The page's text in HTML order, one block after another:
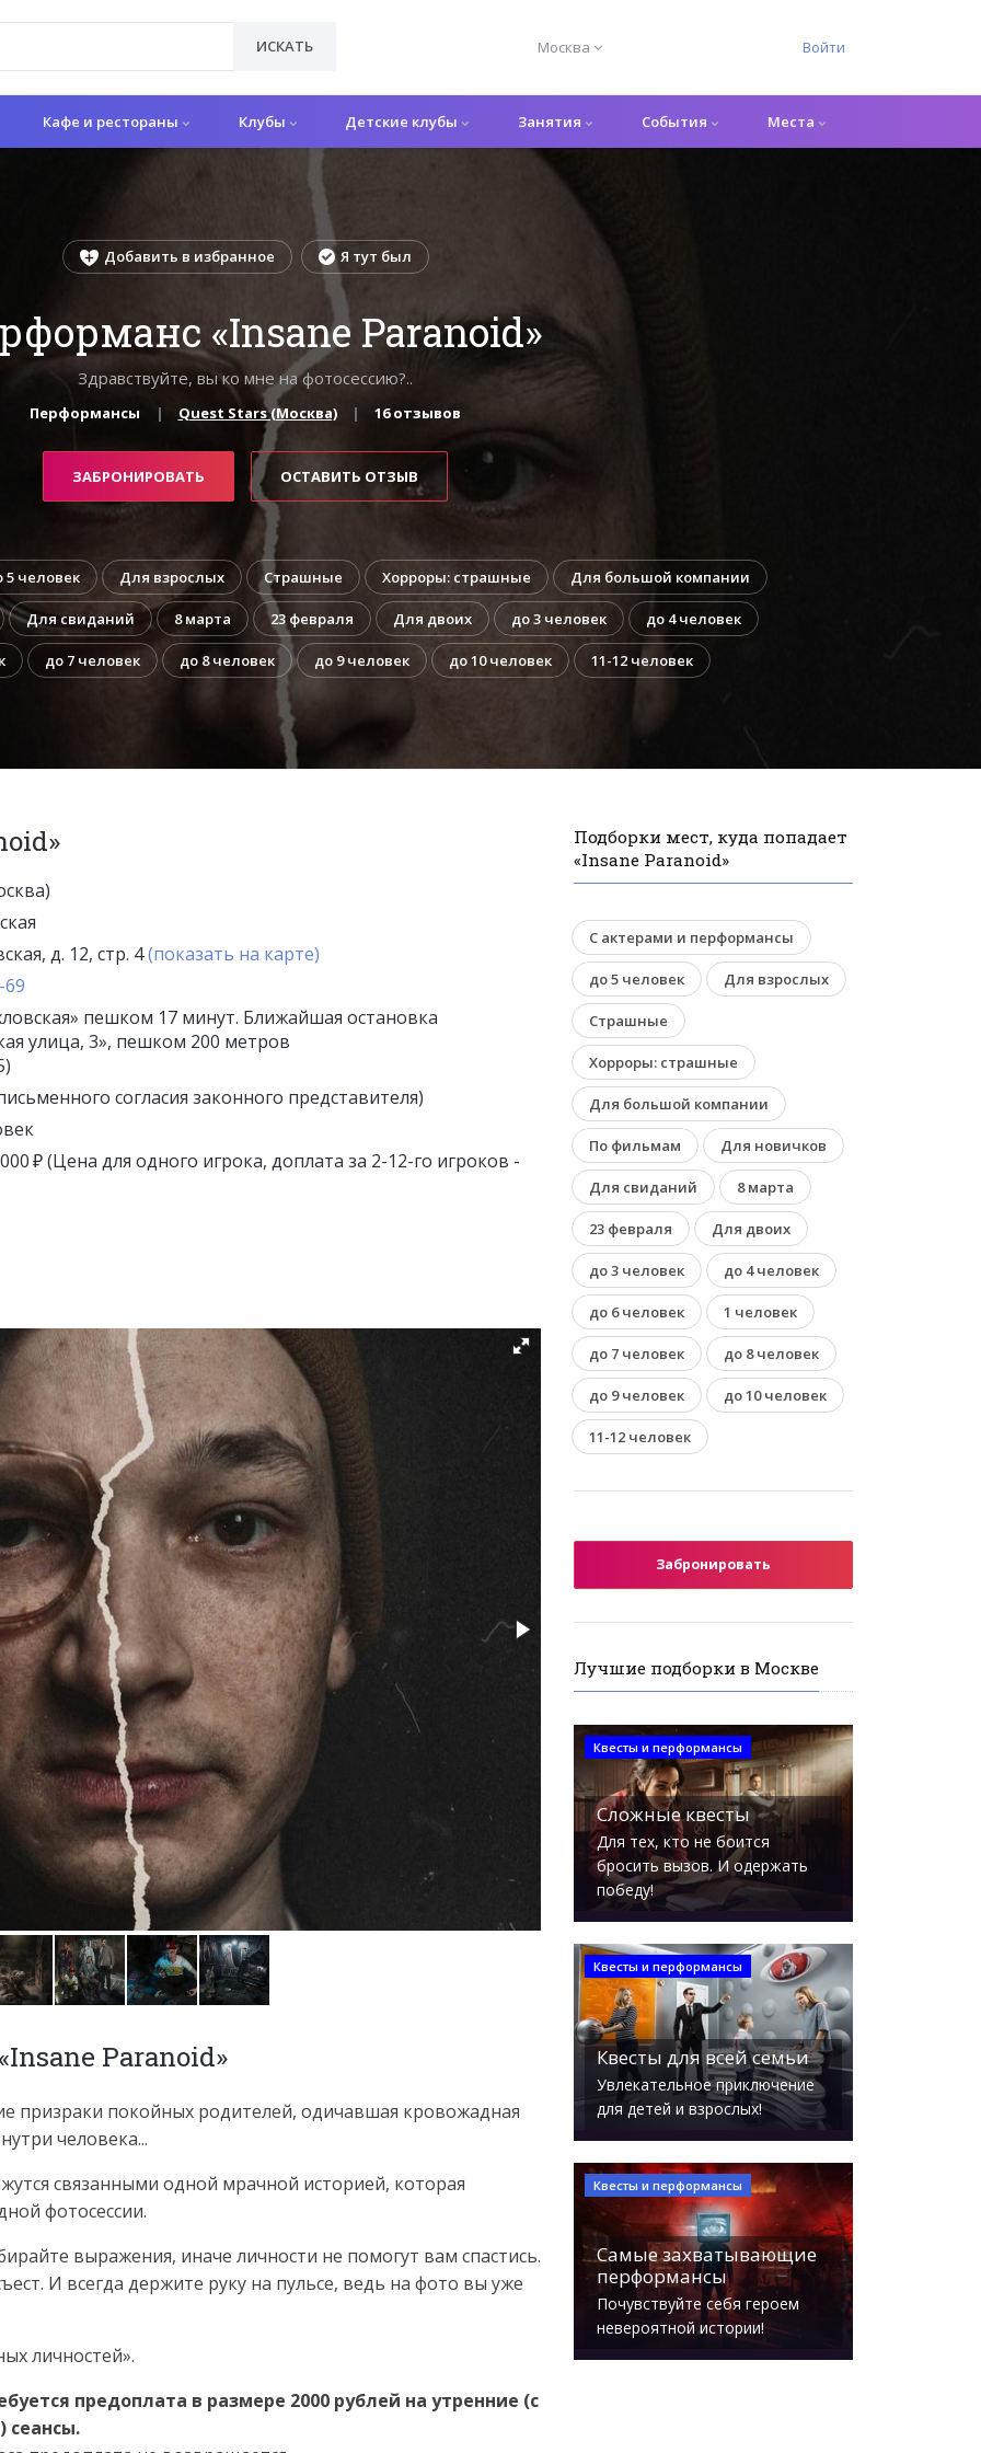
ИСКАТЬ Москва Войти
Кафе и рестораны Клубы Детские клубы Занятия События Места
Добавить в избранное Я тут был
«Insane Paranoid»
Здравствуйте, вы ко мне на фотосессию?..
Перформансы Quest Stars (Москва) 16 отзывов
ЗАБРОНИРОВАТЬ ОСТАВИТЬ ОТЗЫВ
5 человек Для взрослых Страшные Хорроры: страшные Для большой компании
Для свиданий 8 марта 23 февраля Для двоих до 3 человек до 4 человек
до 7 человек до 8 человек до 9 человек до 10 человек 11-12 человек
д. 12, стр. 4(показать на карте)
69
пешком 17 минут. Ближайшая остановка
улица, 3», пешком 200 метров
согласия законного представителя)
₽ (Цена для одного игрока, доплата за 2-12-го игроков -
Paranoid»
призраки покойных родителей, одичавшая кровожадная
человека...
связанными одной мрачной историей, которая
фотосессии.
выражения, иначе личности не помогут вам спастись.
И всегда держите руку на пульсе, ведь на фото вы уже
личностей».
предоплата в размере 2000 рублей на утренние (с
сеансы.
Подборки мест, куда попадает
«Insane Paranoid»
С актерами и перформансы
до 5 человек Для взрослых
Страшные
Хорроры: страшные
Для большой компании
По фильмам Для новичков
Для свиданий 8 марта
23 февраля Для двоих
до 3 человек до 4 человек
до 6 человек 1 человек
до 7 человек до 8 человек
до 9 человек до 10 человек
11-12 человек
Забронировать
Лучшие подборки в Москве
Квесты и перформансы
Сложные квесты
Для тех, кто не боится
бросить вызов. И одержать
победу!
Квесты и перформансы
Квесты для всей семьи
Увлекательное приключение
для детей и взрослых!
Квесты и перформансы
Самые захватывающие
перформансы
Почувствуйте себя героем
невероятной истории!